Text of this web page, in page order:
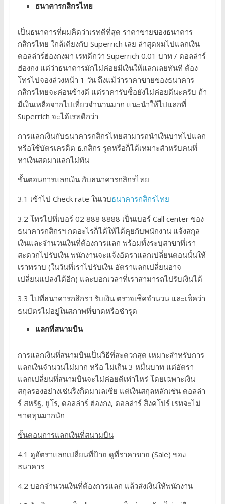
ธนาคารกสิกรไทย
เป็นธนาคารที่ผมคิดว่าเรทดีที่สุด ราคาขายของธนาคาร
กสิกรไทย ใกล้เคียงกับ Superrich เลย ล่าสุดผมไปแลกเงิน
ดอลล่าร์ฮ่องกงมา เรทดีกว่า Superrich 0.01 บาท / ดอลล่าร์
ฮ่องกง แต่ว่าธนาคารมักไม่ค่อยมีเงินให้แลกเลยทันที ต้อง
โทรไปจองล่วงหน้า 1 วัน ถึงแม้ว่าราคาขายของธนาคาร
กสิกรไทยจะค่อนข้างดี แต่ราคารับซื้อยังไม่ค่อยดีนะครับ ถ้า
มีเงินเหลือจากไปเที่ยวจำนวนมาก แนะนำให้ไปแลกที่
Superrich จะได้เรทดีกว่า
การแลกเงินกับธนาคารกสิกรไทยสามารถนำเงินบาทไปแลก
หรือใช้บัตรเครดิต ธ.กสิกร รูดหรือก็ได้เหมาะสำหรับคนที่
หาเงินสดมาแลกไม่ทัน
ขั้นตอนการแลกเงิน กับธนาคารกสิกรไทย
3.1 เข้าไป Check rate ในเวบธนาคารกสิกรไทย
3.2 โทรไปที่เบอร์ 02 888 8888 เป็นเบอร์ Call center ของ
ธนาคารกสิกรฯ กดอะไรก็ได้ให้ได้คุยกับพนักงาน แจ้งสกุล
เงินและจำนวนเงินที่ต้องการแลก พร้อมทั้งระบุสาขาที่เรา
สะดวกไปรับเงิน พนักงานจะแจ้งอัตราแลกเปลี่ยนตอนนั้นให้
เราทราบ (ในวันที่เราไปรับเงิน อัตราแลกเปลี่ยนอาจ
เปลี่ยนแปลงได้อีก) และบอกเวลาที่เราสามารถไปรับเงินได้
3.3 ไปที่ธนาคารกสิกรฯ รับเงิน ตรวจเช็คจำนวน และเช็คว่า
ธนบัตรไม่อยู่ในสภาพที่ขาดหรือชำรุด
แลกที่สนามบิน
การแลกเงินที่สนามบินเป็นวิธีที่สะดวกสุด เหมาะสำหรับการ
แลกเงินจำนวนไม่มาก หรือ ไม่เกิน 3 หมื่นบาท แต่อัตรา
แลกเปลี่ยนที่สนามบินจะไม่ค่อยดีเท่าไหร่ โดยเฉพาะเงิน
สกุลรองอย่างเช่นริงกิตมาเลเซีย แต่เงินสกุลหลักเช่น ดอลล่า
ร์ สหรัฐ, ยูโร, ดอลล่าร์ ฮ่องกง, ดอลล่าร์ สิงคโปร์ เรทจะไม่
ขาดทุนมากนัก
ขั้นตอนการแลกเงินที่สนามบิน
4.1 ดูอัตราแลกเปลี่ยนที่ป้าย ดูที่ราคาขาย (Sale) ของ
ธนาคาร
4.2 บอกจำนวนเงินที่ต้องการแลก แล้วส่งเงินให้พนักงาน